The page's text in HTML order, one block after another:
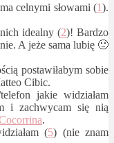
celnymi słowami (1).
idealny (2)! Bardzo
A jeże sama lubię 🙂
postawiłabym sobie
Cibic.
jakie widziałam
i zachwycam się nią
.
(5) (nie znam